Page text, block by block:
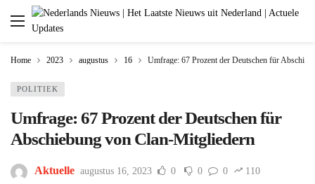
Home 2023 augustus 16 Umfrage: 67 Prozent der Deutschen für
POLITIEK
Umfrage: 67 Prozent der Deutschen für
Abschiebung von Clan-Mitgliedern
Aktuelle augustus 16, 2023 0 0 0 110